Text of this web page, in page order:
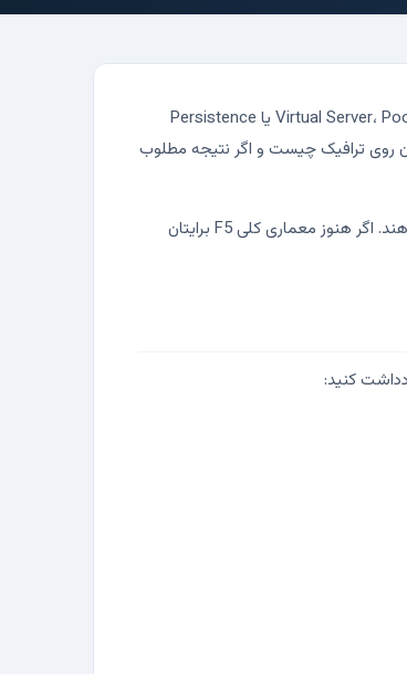
تغییر روی F5 BIG-IP در محیط Production معمولاً شبیه تغییر روی یک تجهیز عادی شبکه نیست. یک تغییر کوچک در Virtual Server، Pool، Monitor، SSL Profile یا Persistence
روی ترافیک چیست و اگر نتیجه مطلوب
این متن یک چک‌لیست اجرایی برای تیم‌هایی است که F5 را در مسیر سرویس‌های واقعی سازمان دارند و می‌خواهند تغییر را با ریسک کمتر انجام دهند. اگر هنوز معماری کلی F5 برایتان
کنید: